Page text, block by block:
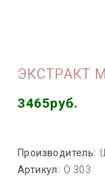
ЭКСТРАКТ
3465руб.
Производитель:
Артикул: O 303